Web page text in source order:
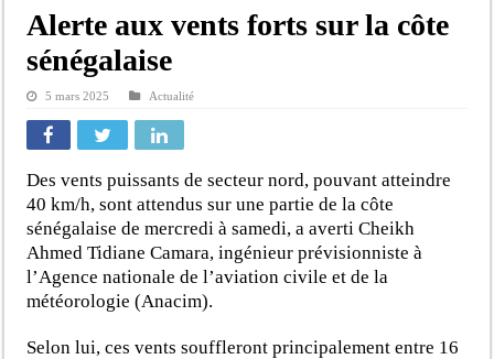
Alerte aux vents forts sur la côte
sénégalaise
5 mars 2025 Actualité
Des vents puissants de secteur nord, pouvant atteindre
40 km/h, sont attendus sur une partie de la côte
sénégalaise de mercredi à samedi, a averti Cheikh
Ahmed Tidiane Camara, ingénieur prévisionniste à
l’Agence nationale de l’aviation civile et de la
météorologie (Anacim).
Selon lui, ces vents souffleront principalement entre 16